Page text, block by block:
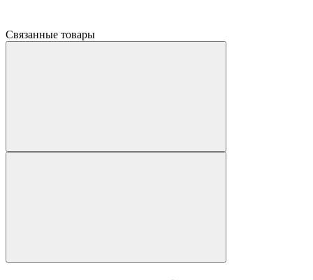
Связанные товары